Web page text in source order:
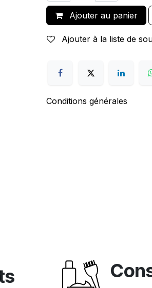
Ajouter au panier
Ajouter à la liste de
Conditions générales